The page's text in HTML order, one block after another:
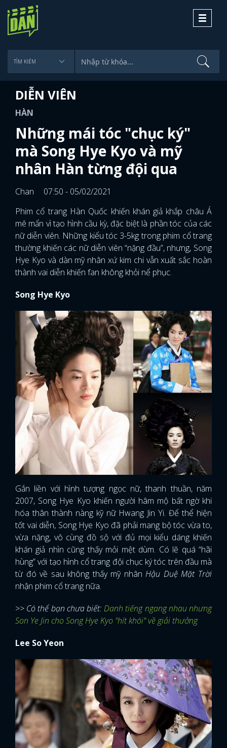
Toggle
DIỄN VIÊN
HÀN
Những mái tóc "chục ký"
mà Song Hye Kyo và mỹ
nhân Hàn từng đội qua
Chan
07:50 - 05/02/2021
Phim cổ trang Hàn Quốc khiến khán giả khắp châu Á
mê mẩn vì tạo hình cầu kỳ, đặc biệt là phần tóc của các
nữ diễn viên. Những kiểu tóc 3-5kg trong phim cổ trang
thường khiến các nữ diễn viên “nặng đầu”, nhưng, Song
Hye Kyo và dàn mỹ nhân xứ kim chi vẫn xuất sắc hoàn
thành vai diễn khiến fan không khỏi nể phục.
Song Hye Kyo
Gắn liền với hình tượng ngọc nữ, thanh thuần, năm
2007, Song Hye Kyo khiến người hâm mộ bất ngờ khi
hóa thân thành nàng kỹ nữ Hwang Jin Yi. Để thể hiện
tốt vai diễn, Song Hye Kyo đã phải mang bộ tóc vừa to,
vừa nặng, vô cùng đồ sộ với đủ mọi kiểu dáng khiến
khán giả nhìn cũng thấy mỏi mệt dùm. Có lẽ quá “hãi
hùng” với tạo hình cổ trang đội chục ký tóc trên đầu mà
từ đó về sau không thấy mỹ nhânHậu Duệ Mặt Trời
nhận phim cổ trang nữa.
>> Có thể bạn chưa biết:Danh tiếng ngang nhau nhưng
Son Ye Jin cho Song Hye Kyo "hít khói" về giải thưởng
Lee So Yeon